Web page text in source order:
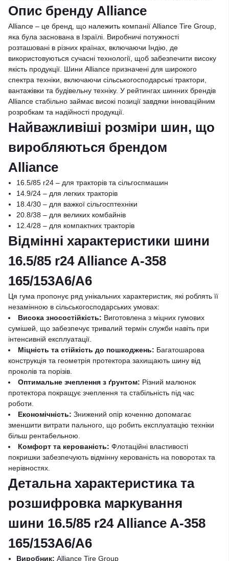
Опис бренду Alliance
Alliance – це бренд, що належить компанії Alliance Tire Group,
яка була заснована в Ізраїлі. Виробничі потужності
розташовані в різних країнах, включаючи Індію, де
використовуються сучасні технології, щоб забезпечити високу
якість продукції. Шини Alliance призначені для широкого
спектра техніки, включаючи сільськогосподарські трактори,
вантажівки та будівельну техніку. У рейтингах шинних брендів
Alliance стабільно займає високі позиції завдяки інноваційним
розробкам та надійності продукції.
Найважливіші розміри шин, що
виробляються брендом
Alliance
16.5/85 r24 – для тракторів та сільгоспмашин
14.9/24 – для легких тракторів
18.4/30 – для важкої сільгосптехніки
20.8/38 – для великих комбайнів
12.4/28 – для компактних тракторів
Відмінні характеристики шини
16.5/85 r24 Alliance A-358
165/153A6/A6
Ця гума пропонує ряд унікальних характеристик, які роблять її
незамінною в сільськогосподарських умовах:
Висока зносостійкість: Виготовлена з міцних гумових
сумішей, що забезпечує тривалий термін служби навіть при
інтенсивній експлуатації.
Міцність та стійкість до пошкоджень: Багатошарова
конструкція та геометрія протектора захищають шину від
проколів та порізів.
Оптимальне зчеплення з ґрунтом: Різний малюнок
протектора покращує зчеплення та стабільність під час
роботи.
Економічність: Знижений опір коченню допомагає
зменшити витрати пального, що робить експлуатацію техніки
більш рентабельною.
Комфорт та керованість: Флотаційні властивості
покришки забезпечують відмінну керованість на поворотах та
нерівностях.
Детальна характеристика та
розшифровка маркування
шини 16.5/85 r24 Alliance A-358
165/153A6/A6
Виробник: Alliance Tire Group